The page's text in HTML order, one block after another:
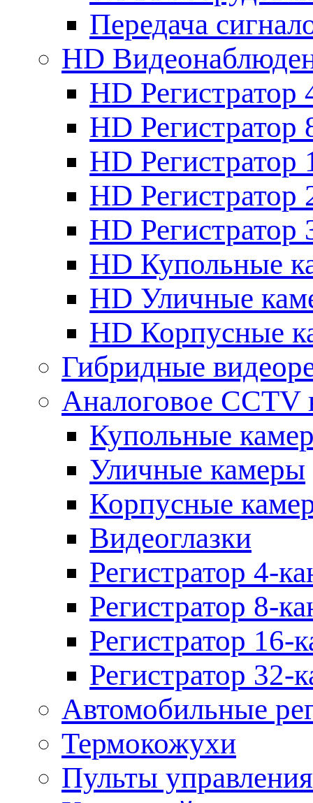
Передача
HD
HD Регистратор
HD Регистратор
HD Регистратор
HD Регистратор
HD Регистратор
HD Купольные
HD Уличные
HD Корпусные
Гибридные
Аналоговое CCTV
Купольные
Уличные камеры
Корпусные
Видеоглазки
Регистратор 4-
Регистратор 8-
Регистратор 16-
Регистратор 32-
Автомобильные
Термокожухи
Пульты управления